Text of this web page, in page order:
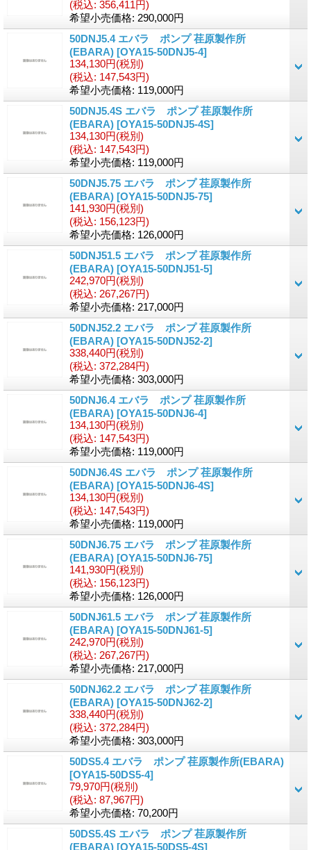
(税込: 356,411円)
希望小売価格: 290,000円
50DNJ5.4 エバラ ポンプ 荏原製作所
(EBARA) [OYA15-50DNJ5-4]
134,130円(税別)
(税込: 147,543円)
希望小売価格: 119,000円
50DNJ5.4S エバラ ポンプ 荏原製作所
(EBARA) [OYA15-50DNJ5-4S]
134,130円(税別)
(税込: 147,543円)
希望小売価格: 119,000円
50DNJ5.75 エバラ ポンプ 荏原製作所
(EBARA) [OYA15-50DNJ5-75]
141,930円(税別)
(税込: 156,123円)
希望小売価格: 126,000円
50DNJ51.5 エバラ ポンプ 荏原製作所
(EBARA) [OYA15-50DNJ51-5]
242,970円(税別)
(税込: 267,267円)
希望小売価格: 217,000円
50DNJ52.2 エバラ ポンプ 荏原製作所
(EBARA) [OYA15-50DNJ52-2]
338,440円(税別)
(税込: 372,284円)
希望小売価格: 303,000円
50DNJ6.4 エバラ ポンプ 荏原製作所
(EBARA) [OYA15-50DNJ6-4]
134,130円(税別)
(税込: 147,543円)
希望小売価格: 119,000円
50DNJ6.4S エバラ ポンプ 荏原製作所
(EBARA) [OYA15-50DNJ6-4S]
134,130円(税別)
(税込: 147,543円)
希望小売価格: 119,000円
50DNJ6.75 エバラ ポンプ 荏原製作所
(EBARA) [OYA15-50DNJ6-75]
141,930円(税別)
(税込: 156,123円)
希望小売価格: 126,000円
50DNJ61.5 エバラ ポンプ 荏原製作所
(EBARA) [OYA15-50DNJ61-5]
242,970円(税別)
(税込: 267,267円)
希望小売価格: 217,000円
50DNJ62.2 エバラ ポンプ 荏原製作所
(EBARA) [OYA15-50DNJ62-2]
338,440円(税別)
(税込: 372,284円)
希望小売価格: 303,000円
50DS5.4 エバラ ポンプ 荏原製作所(EBARA)
[OYA15-50DS5-4]
79,970円(税別)
(税込: 87,967円)
希望小売価格: 70,200円
50DS5.4S エバラ ポンプ 荏原製作所
(EBARA) [OYA15-50DS5-4S]